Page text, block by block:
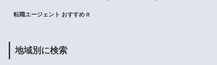
転職エージェント おすすめ it
地域別に検索